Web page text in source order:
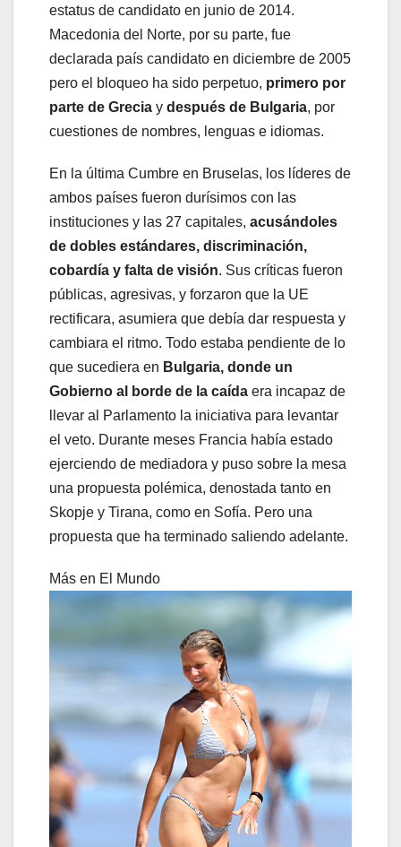
estatus de candidato en junio de 2014.
Macedonia del Norte, por su parte, fue
declarada país candidato en diciembre de 2005
pero el bloqueo ha sido perpetuo, primero por
parte de Grecia y después de Bulgaria, por
cuestiones de nombres, lenguas e idiomas.
En la última Cumbre en Bruselas, los líderes de
ambos países fueron durísimos con las
instituciones y las 27 capitales, acusándoles
de dobles estándares, discriminación,
cobardía y falta de visión. Sus críticas fueron
públicas, agresivas, y forzaron que la UE
rectificara, asumiera que debía dar respuesta y
cambiara el ritmo. Todo estaba pendiente de lo
que sucediera en Bulgaria, donde un
Gobierno al borde de la caída era incapaz de
llevar al Parlamento la iniciativa para levantar
el veto. Durante meses Francia había estado
ejerciendo de mediadora y puso sobre la mesa
una propuesta polémica, denostada tanto en
Skopje y Tirana, como en Sofía. Pero una
propuesta que ha terminado saliendo adelante.
Más en El Mundo